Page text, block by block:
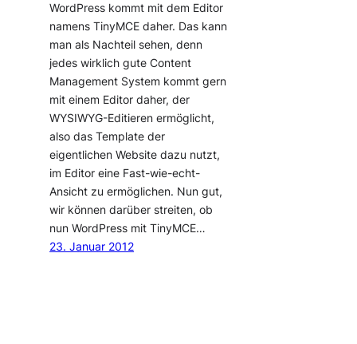
WordPress kommt mit dem Editor
namens TinyMCE daher. Das kann
man als Nachteil sehen, denn
jedes wirklich gute Content
Management System kommt gern
mit einem Editor daher, der
WYSIWYG-Editieren ermöglicht,
also das Template der
eigentlichen Website dazu nutzt,
im Editor eine Fast-wie-echt-
Ansicht zu ermöglichen. Nun gut,
wir können darüber streiten, ob
nun WordPress mit TinyMCE…
23. Januar 2012